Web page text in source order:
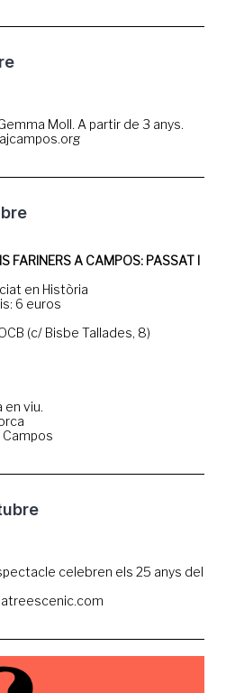
Moll. A partir de 3 anys.
FARINERS A CAMPOS: PASSAT I
en Història
6 euros
(c/ Bisbe Tallades, 8)
en viu.
Campos
celebren els 25 anys del